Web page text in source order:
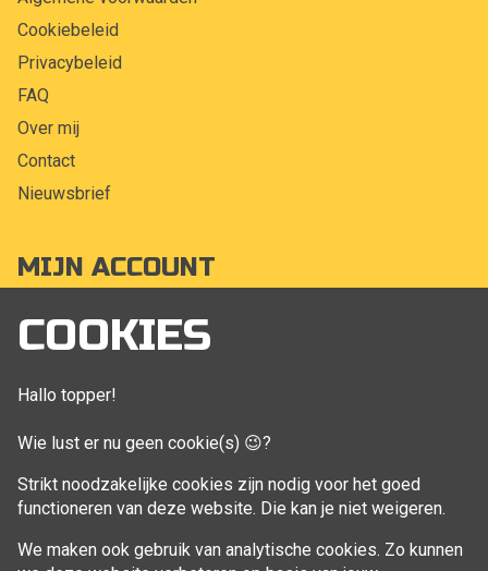
COOKIES
Hallo topper!
Wie lust er nu geen cookie(s) 😉?
Strikt noodzakelijke cookies zijn nodig voor het goed
functioneren van deze website. Die kan je niet weigeren.
We maken ook gebruik van analytische cookies. Zo kunnen
Cookiebeleid
Privacybeleid
FAQ
Over mij
Contact
Nieuwsbrief
MIJN ACCOUNT
Mijn account
Bestellingen
Aankoop beheren
VOLG MIJ
Facebook